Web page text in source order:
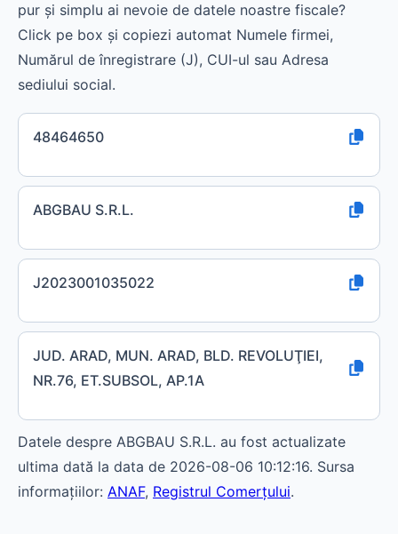
pur și simplu ai nevoie de datele noastre fiscale?
Click pe box și copiezi automat Numele firmei,
Numărul de înregistrare (J), CUI-ul sau Adresa
sediului social.
48464650
ABGBAU S.R.L.
J2023001035022
JUD. ARAD, MUN. ARAD, BLD. REVOLUŢIEI,
NR.76, ET.SUBSOL, AP.1A
Datele despre ABGBAU S.R.L. au fost actualizate
ultima dată la data de 2026-08-06 10:12:16. Sursa
informațiilor: ANAF, Registrul Comerțului.